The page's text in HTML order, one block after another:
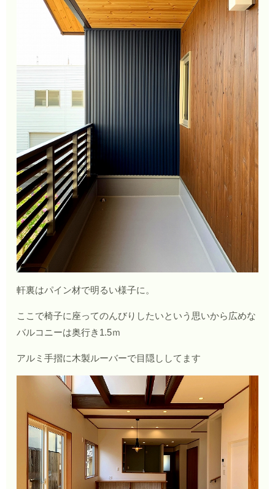
軒裏はパイン材で明るい様子に。
ここで椅子に座ってのんびりしたいという思いから広めな
バルコニーは奥行き1.5ｍ
アルミ手摺に木製ルーバーで目隠ししてます